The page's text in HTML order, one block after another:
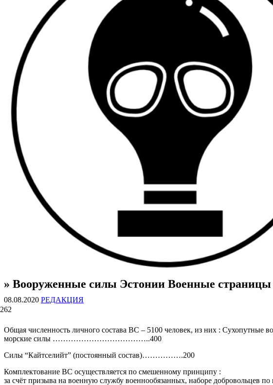
ВОЕННЫЕ СТРАНИЦЫ
СТАТЬИ ВОЕННОЙ ТЕМАТИКИ
» Вооруженные силы Эстонии Военные страницы
08.08.2020 РЕДАКЦИЯ
262
Общая численность личного состава ВС – 5100 человек, из них :
морские силы ………………………………..400
Силы “Кайтселийт” (постоянный состав)…………….200
Комплектование ВС осуществляется по смешенному принципу :
за счёт призыва на военную службу военнообязанных, наборе добровольцев